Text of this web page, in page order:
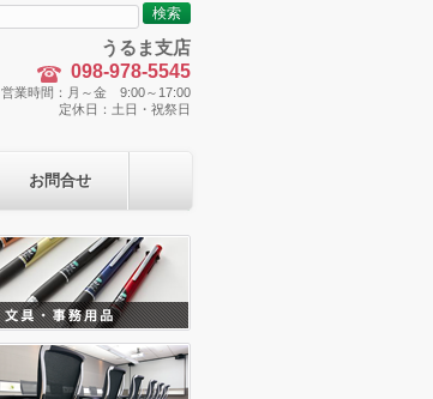
うるま支店
098-978-5545
営業時間：月～金 9:00～17:00
定休日：土日・祝祭日
お問合せ